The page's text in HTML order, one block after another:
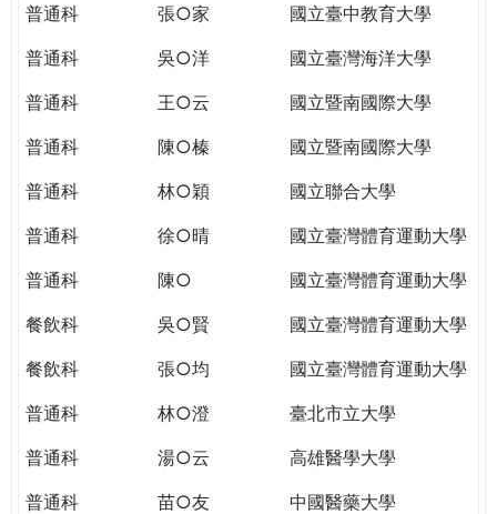
WAGOR
TODAY
THE
WORLD
PUTTING
YOU
THE
CITIZENSHIP
普通科
張○家
國立臺中教育大學
普通科
吳○洋
國立臺灣海洋大學
普通科
王○云
國立暨南國際大學
普通科
陳○榛
國立暨南國際大學
普通科
林○穎
國立聯合大學
普通科
徐○晴
國立臺灣體育運動大學
普通科
陳○
國立臺灣體育運動大學
餐飲科
吳○賢
國立臺灣體育運動大學
餐飲科
張○均
國立臺灣體育運動大學
普通科
林○澄
臺北市立大學
普通科
湯○云
高雄醫學大學
普通科
苗○友
中國醫藥大學